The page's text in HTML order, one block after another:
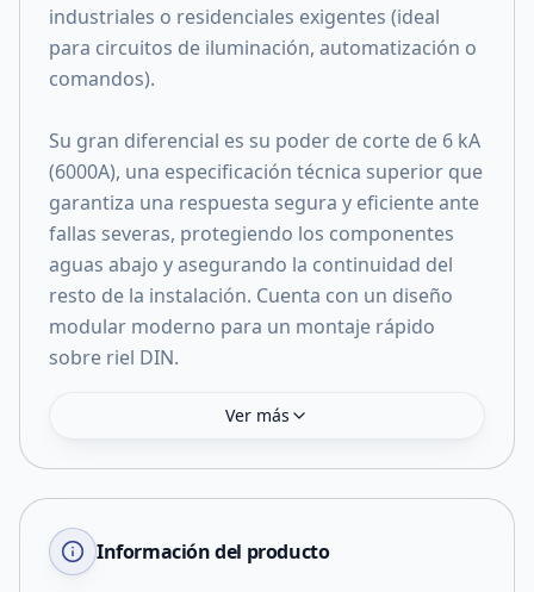
industriales o residenciales exigentes (ideal
para circuitos de iluminación, automatización o
comandos).
Su gran diferencial es su poder de corte de 6 kA
(6000A), una especificación técnica superior que
garantiza una respuesta segura y eficiente ante
fallas severas, protegiendo los componentes
aguas abajo y asegurando la continuidad del
resto de la instalación. Cuenta con un diseño
modular moderno para un montaje rápido
sobre riel DIN.
Ver más
Información del producto